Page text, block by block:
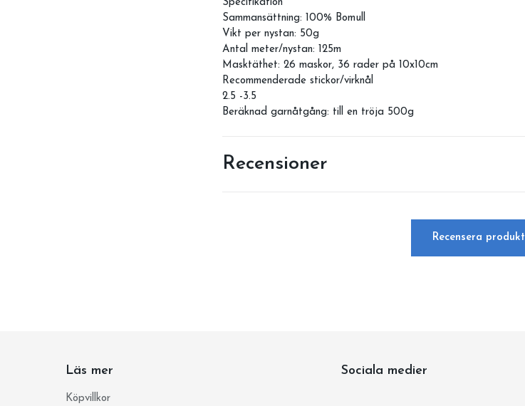
Specifikation
Sammansättning: 100% Bomull
Vikt per nystan: 50g
Antal meter/nystan: 125m
Masktäthet: 26 maskor, 36 rader på 10x10cm
Recommenderade stickor/virknål
2.5 -3.5
Beräknad garnåtgång: till en tröja 500g
Recensioner
Recensera produkt
Läs mer
Köpvillkor
Sociala medier